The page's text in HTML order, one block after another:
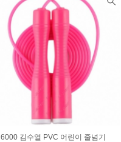
6000 김수열 PVC 어린이 줄넘기